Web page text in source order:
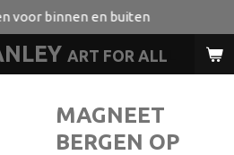
ART FOR ALL
voor binnen en buiten
MAGNEET
BERGEN OP